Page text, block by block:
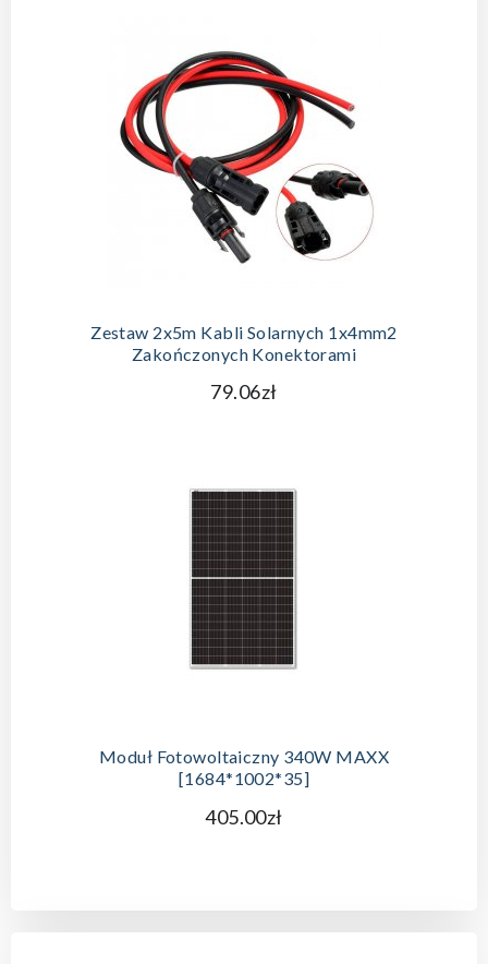
Zestaw 2x5m Kabli Solarnych 1x4mm2
Zakończonych Konektorami
79.06zł
Moduł Fotowoltaiczny 340W MAXX
[1684*1002*35]
405.00zł